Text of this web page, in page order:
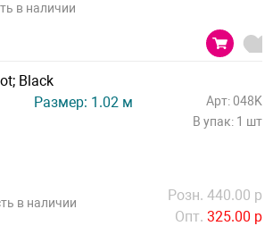
в наличии
Black
Размер: 1.02 м
Арт: 048K
В упак: 1 шт
в наличии
Розн. 440.00 р
Опт. 325.00 р